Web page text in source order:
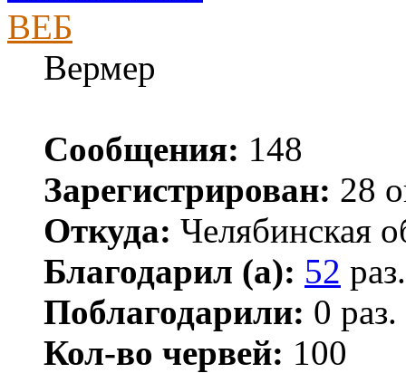
ВЕБ
Вермер
Сообщения: 148
Зарегистрирован: 28
Откуда: Челябинская
Благодарил (а): 52 раз.
Поблагодарили: 0 раз.
Кол-во червей: 100